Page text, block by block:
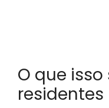
O que
residentes